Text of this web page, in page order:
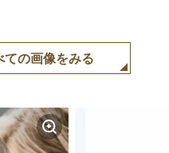
ての画像をみる